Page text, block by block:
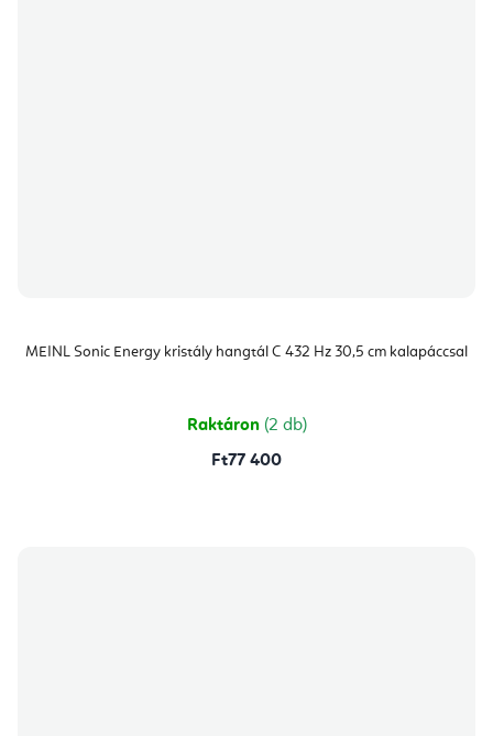
MEINL Sonic Energy kristály hangtál C 432 Hz 30,5 cm kalapáccsal
Raktáron (2 db)
Ft77 400